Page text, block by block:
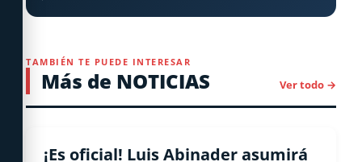
TAMBIÉN TE PUEDE INTERESAR
Más de NOTICIAS Ver todo →
NACIONALES
¡Es oficial! Luis Abinader asumirá